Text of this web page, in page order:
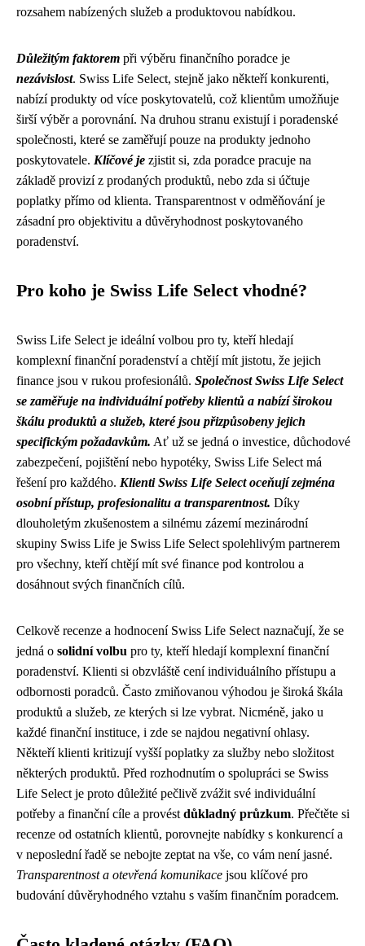
rozsahem nabízených služeb a produktovou nabídkou.
Důležitým faktorem při výběru finančního poradce je
nezávislost. Swiss Life Select, stejně jako někteří konkurenti,
nabízí produkty od více poskytovatelů, což klientům umožňuje
širší výběr a porovnání. Na druhou stranu existují i poradenské
společnosti, které se zaměřují pouze na produkty jednoho
poskytovatele. Klíčové je zjistit si, zda poradce pracuje na
základě provizí z prodaných produktů, nebo zda si účtuje
poplatky přímo od klienta. Transparentnost v odměňování je
zásadní pro objektivitu a důvěryhodnost poskytovaného
poradenství.
Pro koho je Swiss Life Select vhodné?
Swiss Life Select je ideální volbou pro ty, kteří hledají
komplexní finanční poradenství a chtějí mít jistotu, že jejich
finance jsou v rukou profesionálů. Společnost Swiss Life Select
se zaměřuje na individuální potřeby klientů a nabízí širokou
škálu produktů a služeb, které jsou přizpůsobeny jejich
specifickým požadavkům. Ať už se jedná o investice, důchodové
zabezpečení, pojištění nebo hypotéky, Swiss Life Select má
řešení pro každého. Klienti Swiss Life Select oceňují zejména
osobní přístup, profesionalitu a transparentnost. Díky
dlouholetým zkušenostem a silnému zázemí mezinárodní
skupiny Swiss Life je Swiss Life Select spolehlivým partnerem
pro všechny, kteří chtějí mít své finance pod kontrolou a
dosáhnout svých finančních cílů.
Celkově recenze a hodnocení Swiss Life Select naznačují, že se
jedná o solidní volbu pro ty, kteří hledají komplexní finanční
poradenství. Klienti si obzvláště cení individuálního přístupu a
odbornosti poradců. Často zmiňovanou výhodou je široká škála
produktů a služeb, ze kterých si lze vybrat. Nicméně, jako u
každé finanční instituce, i zde se najdou negativní ohlasy.
Někteří klienti kritizují vyšší poplatky za služby nebo složitost
některých produktů. Před rozhodnutím o spolupráci se Swiss
Life Select je proto důležité pečlivě zvážit své individuální
potřeby a finanční cíle a provést důkladný průzkum. Přečtěte si
recenze od ostatních klientů, porovnejte nabídky s konkurencí a
v neposlední řadě se nebojte zeptat na vše, co vám není jasné.
Transparentnost a otevřená komunikace jsou klíčové pro
budování důvěryhodného vztahu s vaším finančním poradcem.